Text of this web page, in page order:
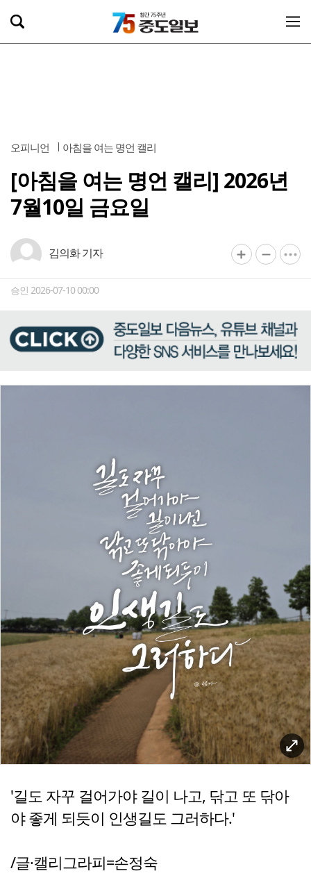
오피니언 아침을 여는 명언 캘리
[아침을 여는 명언 캘리] 2026년
7월10일 금요일
김의화 기자
승인 2026-07-10 00:00
'길도 자꾸 걸어가야 길이 나고, 닦고 또 닦아
야 좋게 되듯이 인생길도 그러하다.'
/글·캘리그라피=손정숙